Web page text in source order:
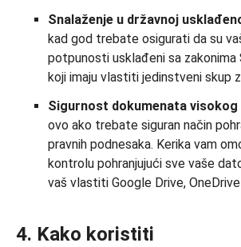
Snalaženje u državnoj
kad god trebate osigurati da su
potpunosti usklađeni sa zakonima
koji imaju vlastiti jedinstveni skup
Sigurnost dokumenata visokog
ovo ako trebate siguran način
pravnih podnesaka. Kerika vam
kontrolu pohranjujući sve vaše
vaš vlastiti Google Drive,
4. Kako koristiti